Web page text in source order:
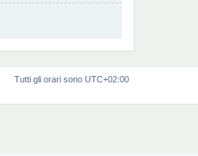
Tutti gli orari sono UTC+02:00